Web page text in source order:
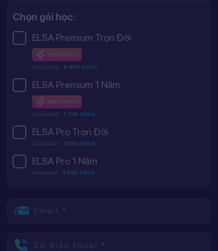
Chọn gói học:
ELSA Premium Trọn Đời
Best choice
8.800.000đ 8.800.000đ
ELSA Premium 1 Năm
Best choice
2.745.000đ 1.716.000đ
ELSA Pro Trọn Đời
3.395.000đ 2.195.000đ
ELSA Pro 1 Năm
1.595.000đ 1.095.000đ
Email *
Số điện thoại *